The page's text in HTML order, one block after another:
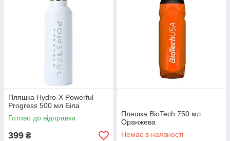
Пляшка Hydro-X Powerful
Progress 500 мл Біла
Готово до відправки
399 ₴
Пляшка BioTech 750 мл
Оранжева
Немає в наявності